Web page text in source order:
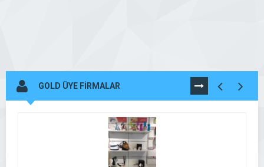
GOLD ÜYE FİRMALAR TÜMÜNÜ
GÖR